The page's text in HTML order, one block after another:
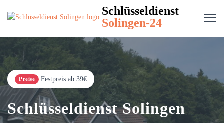
Schlüsseldienst
Solingen-24
Preise Festpreis ab 39€
Schlüsseldienst Solingen